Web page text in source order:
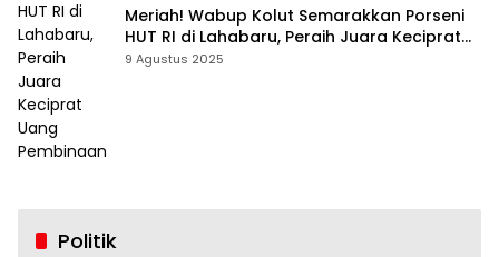
Meriah! Wabup Kolut Semarakkan Porseni
HUT RI di Lahabaru, Peraih Juara Keciprat
Uang Pembinaan
9 Agustus 2025
Politik